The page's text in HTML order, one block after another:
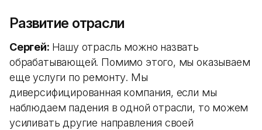
Развитие отрасли
Сергей: Нашу отрасль можно назвать
обрабатывающей. Помимо этого, мы оказываем
еще услуги по ремонту. Мы
диверсифицированная компания, если мы
наблюдаем падения в одной отрасли, то можем
усиливать другие направления своей